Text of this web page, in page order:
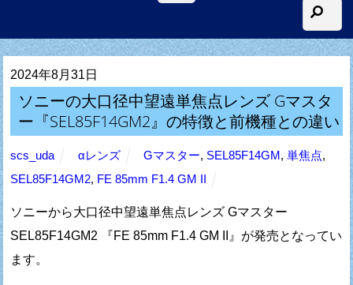
2024年8月31日
ソニーの大口径中望遠単焦点レンズ Gマスタ
ー『SEL85F14GM2』の特徴と前機種との違い
scs_uda αレンズ Gマスター, SEL85F14GM ,単焦点,
SEL85F14GM2, FE 85mm F1.4 GM II
ソニーから大口径中望遠単焦点レンズ Gマスター
SEL85F14GM2 『FE 85mm F1.4 GM II』が発売となってい
ます。